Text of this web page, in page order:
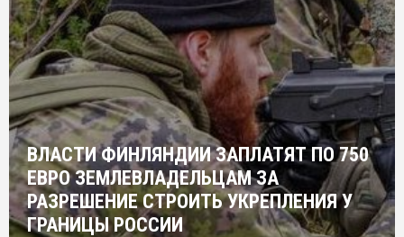
ВЛАСТИ ФИНЛЯНДИИ ЗАПЛАТЯТ ПО 750
ЕВРО ЗЕМЛЕВЛАДЕЛЬЦАМ ЗА
РАЗРЕШЕНИЕ СТРОИТЬ УКРЕПЛЕНИЯ У
ГРАНИЦЫ РОССИИ